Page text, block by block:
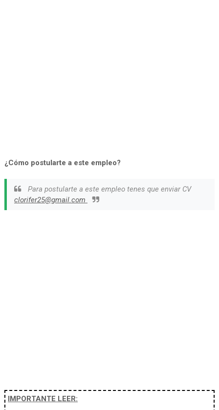
¿Cómo postularte a este empleo?
Para postularte a este empleo tenes que enviar CV
clorifer25@gmail.com
IMPORTANTE LEER: